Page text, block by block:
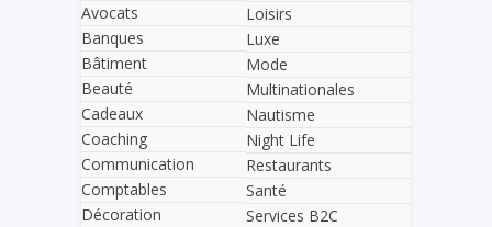
Avocats
Banques
Bâtiment
Beauté
Cadeaux
Coaching
Communication
Comptables
Décoration
Loisirs
Luxe
Mode
Multinationales
Nautisme
Night Life
Restaurants
Santé
Services B2C